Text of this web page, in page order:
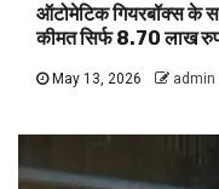
ऑटोमेटिक गियरबॉक्स
कीमत सिर्फ 8.70 लाख
May 13, 2026 admin